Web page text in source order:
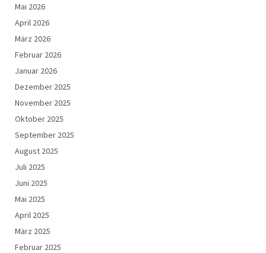
Mai 2026
April 2026
März 2026
Februar 2026
Januar 2026
Dezember 2025
November 2025
Oktober 2025
September 2025
August 2025
Juli 2025
Juni 2025
Mai 2025
April 2025
März 2025
Februar 2025